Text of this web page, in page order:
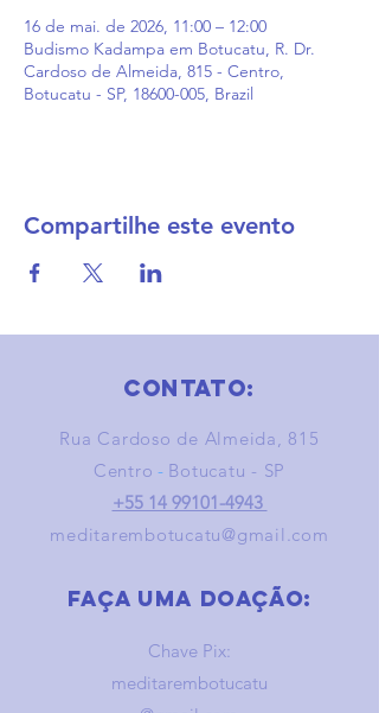
16 de mai. de 2026, 11:00 – 12:00
Budismo Kadampa em Botucatu, R. Dr.
Cardoso de Almeida, 815 - Centro,
Botucatu - SP, 18600-005, Brazil
Compartilhe este evento
Contato:
Rua Cardoso de Almeida, 815
Centro - Botucatu - SP
+55 14 99101-4943
meditarembotucatu@gmail.com
Faça uma doação:
Chave Pix:
meditarembotucatu